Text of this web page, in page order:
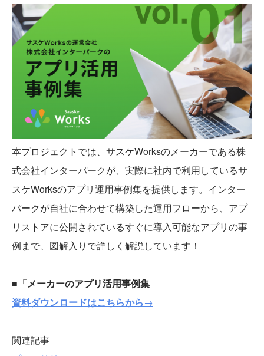
本プロジェクトでは、サスケWorksのメーカーである株
式会社インターパークが、実際に社内で利用しているサ
スケWorksのアプリ運用事例集を提供します。インター
パークが自社に合わせて構築した運用フローから、アプ
リストアに公開されているすぐに導入可能なアプリの事
例まで、図解入りで詳しく解説しています！
■「メーカーのアプリ活用事例集
資料ダウンロードはこちらから→
関連記事